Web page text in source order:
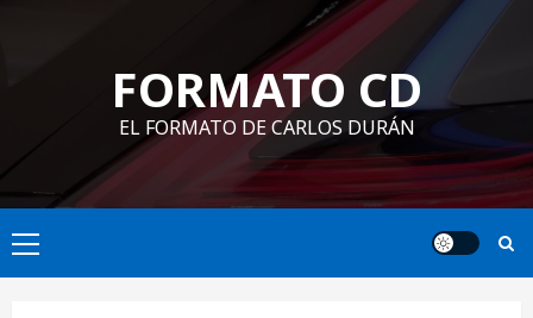
FORMATO CD
EL FORMATO DE CARLOS DURÁN
Menú
principal